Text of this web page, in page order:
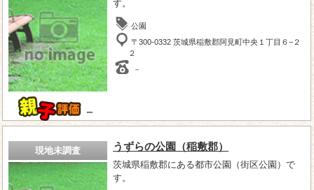
－
す。
公園
〒300-0332 茨城県稲敷郡阿見町中央１丁目６−２
２
－
現地未調査 うずらの公園（稲敷郡）
茨城県稲敷郡にある都市公園（街区公園）で
す。